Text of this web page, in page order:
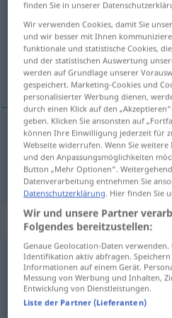
Übersicht aller
(Für mehr Details die Übersetzung
ticket
ticket Fahrschein
Beispielsätze für
Fahrschein vor Fahrtantrittlösen
pleasebuyaticketbefore
tram, bus)
finden Sie in unserer
Wir verwenden Cookies, damit Sie
und wir besser mit Ihnen
funktionale und statistische Cookies,
und der statistischen Auswertung
werden auf Grundlage unserer
gespeichert. Marketing-Cookies und
personalisierter Werbung dienen,
durch einen Klick auf den
geben. Klicken Sie ansonsten auf
können Ihre Einwilligung jederzeit für
Webseite widerrufen. Wenn Sie
und den Anpassungsmöglichkeiten
Button „Mehr Optionen“.
Datenverarbeitung entnehmen Sie
Datenschutzerklärung. Hier finden Sie
Wir und unsere Partner
Folgendes bereitzustellen:
Genaue Geolocation-Daten
Identifikation aktiv abfragen.
Informationen auf einem Gerät.
Messung von Werbung und Inhalten,
Entwicklung von Dienstleistungen.
Liste der Partner (Lieferanten)